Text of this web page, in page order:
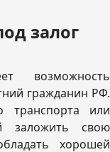
залог
возможность
гражданин РФ.
транспорта или
заложить свою
хорошей